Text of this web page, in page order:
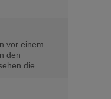
vor einem
den
die ......